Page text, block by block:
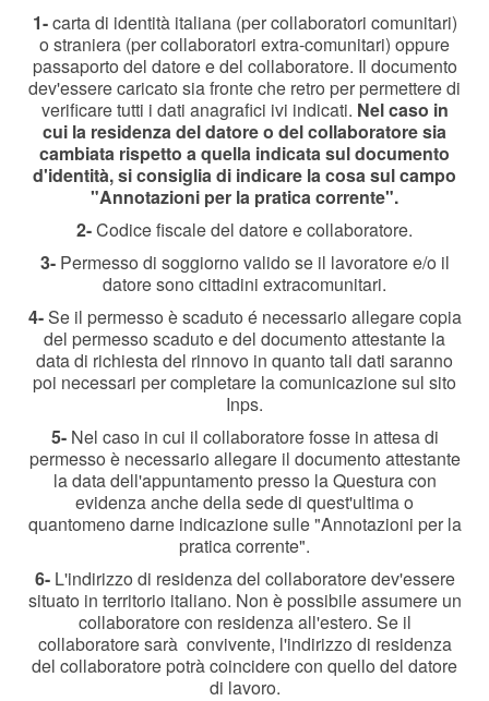
1-carta di identità italiana (per collaboratori comunitari)
o straniera (per collaboratori extra-comunitari) oppure
passaporto del datore e del collaboratore. Il documento
dev'essere caricato sia fronte che retro per permettere di
verificare tutti i dati anagrafici ivi indicati. Nel caso in
cui la residenza del datore o del collaboratore sia
cambiata rispetto a quella indicata sul documento
d'identità, si consiglia di indicare la cosa sul campo
"Annotazioni per la pratica corrente".
2-Codice fiscale del datore e collaboratore.
3-Permesso di soggiorno valido se il lavoratore e/o il
datore sono cittadini extracomunitari.
4-Se il permesso è scaduto é necessario allegare copia
del permesso scaduto e del documento attestante la
data di richiesta del rinnovo in quanto tali dati saranno
poi necessari per completare la comunicazione sul sito
Inps.
5-Nel caso in cui il collaboratore fosse in attesa di
permesso è necessario allegare il documento attestante
la data dell'appuntamento presso la Questura con
evidenza anche della sede di quest'ultima o
quantomeno darne indicazione sulle"Annotazioni per la
pratica corrente".
6-L'indirizzo di residenza del collaboratore dev'essere
situato in territorio italiano. Non è possibile assumere un
collaboratore con residenza all'estero. Se il
collaboratore sarà convivente, l'indirizzo di residenza
del collaboratore potrà coincidere con quello del datore
di lavoro.